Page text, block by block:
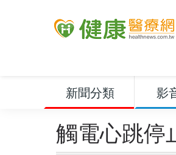
新聞分類 影
觸電心跳停